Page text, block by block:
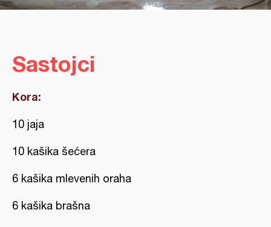
Sastojci
Kora:
10 jaja
10 kašika šećera
6 kašika mlevenih oraha
6 kašika brašna